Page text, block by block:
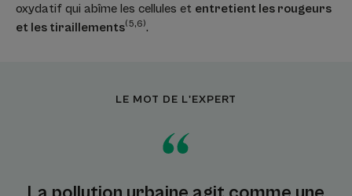
oxydatif qui abîme les cellules et entretient les rougeurs
et les tiraillements(5,6).
LE MOT DE L'EXPERT